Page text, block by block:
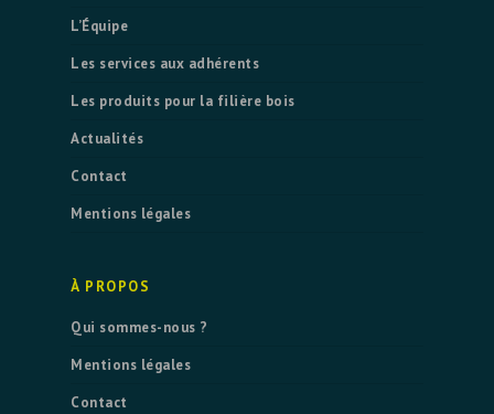
L’Équipe
Les services aux adhérents
Les produits pour la filière bois
Actualités
Contact
Mentions légales
À PROPOS
Qui sommes-nous ?
Mentions légales
Contact